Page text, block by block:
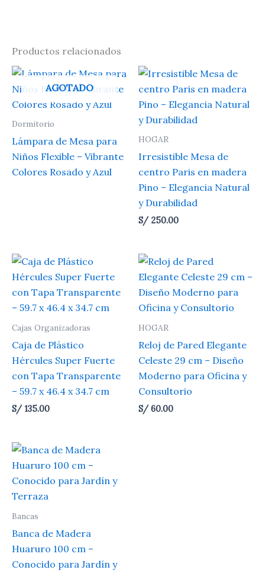
Productos relacionados
AGOTADO
Dormitorio
Lámpara de Mesa para
Niños Flexible – Vibrante
Colores Rosado y Azul
HOGAR
Irresistible Mesa de
centro Paris en madera
Pino – Elegancia Natural
y Durabilidad
S/250.00
Cajas Organizadoras
Caja de Plástico
Hércules Super Fuerte
con Tapa Transparente
– 59.7 x 46.4 x 34.7 cm
S/135.00
HOGAR
Reloj de Pared Elegante
Celeste 29 cm – Diseño
Moderno para Oficina y
Consultorio
S/60.00
Bancas
Banca de Madera
Huaruro 100 cm –
Conocido para Jardín y